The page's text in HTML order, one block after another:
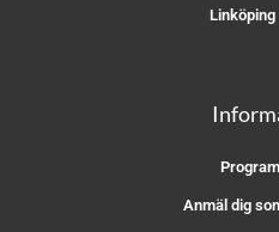
Linköping
Anmäl dig